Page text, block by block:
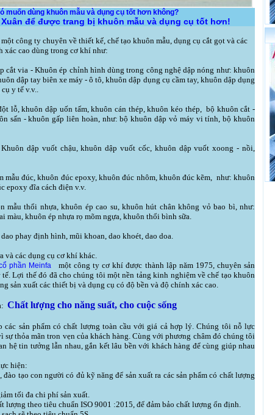
muốn dùng khuôn mẫu và dụng cụ tốt hơn không?
để được trang bị khuôn mẫu và dụng cụ tốt hơn!
công ty chuyên về thiết kế, chế tạo khuôn mẫu, dụng cụ cắt gọt và các
xác cao dùng trong cơ khí như:
cắt via - Khuôn ép chỉnh hình dùng trong công nghệ dập nóng như: khuôn
dập tay biên xe máy - ô tô, khuôn dập dụng cụ cầm tay, khuôn dập dụng
y tế v.v..
lỗ, khuôn dập uốn tấm, khuôn cán thép, khuôn kéo thép, bộ khuôn cắt -
sấn - khuôn gấp liên hoàn, như: bộ khuôn dập vỏ máy vi tính, bộ khuôn
dập vuốt chậu, khuôn dập vuốt cốc, khuôn dập vuốt xoong - nồi,
mẫu đúc, khuôn đúc epoxy, khuôn đúc nhôm, khuôn đúc kẽm, như: khuôn
epoxy đĩa cách điện v.v.
mẫu thổi nhựa, khuôn ép cao su, khuôn hút chân không vỏ bao bì, như:
màu, khuôn ép nhựa rọ mõm ngựa, khuôn thổi bình sữa.
phay định hình, mũi khoan, dao khoét, dao doa.
và các dụng cụ cơ khí khác.
phần Meinfamột công ty cơ khí được thành lập năm 1975, chuyên sản
Lợi thế đó đã cho chúng tôi một nền tảng kinh nghiệm về chế tạo khuôn
sản xuất các thiết bị và dụng cụ có độ bền và độ chính xác cao.
Chất lượng cho năng suất, cho cuộc sống
các sản phẩm có chất lượng toàn cầu với giá cả hợp lý. Chúng tôi nỗ lực
sự thỏa mãn tron vẹn của khách hàng. Cùng với phương châm đó chúng tôi
hệ tin tưởng lẫn nhau, gắn kết lâu bền với khách hàng để cùng giúp nhau
hiện:
tạo con người có đủ kỹ năng để sản xuất ra các sản phẩm có chất lượng
tối đa chi phí sản xuất.
lượng theo tiêu chuẩn ISO 9001 :2015, để đảm bảo chất lượng ổn định.